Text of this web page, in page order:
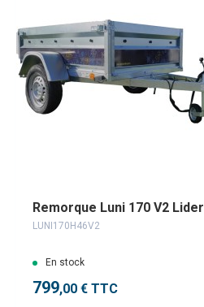
Remorque Luni 170 V2 Lider
LUNI170H46V2
En stock
799,00 € TTC